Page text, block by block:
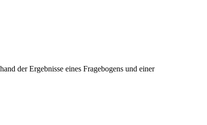
der Ergebnisse eines Fragebogens und einer